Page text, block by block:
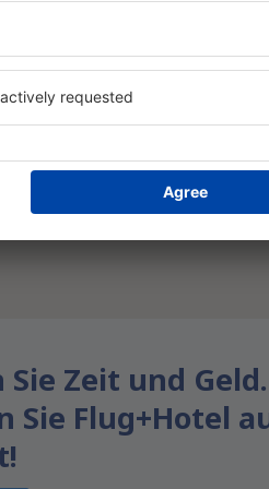
Sie Zeit und Geld.
Sie Flug+Hotel